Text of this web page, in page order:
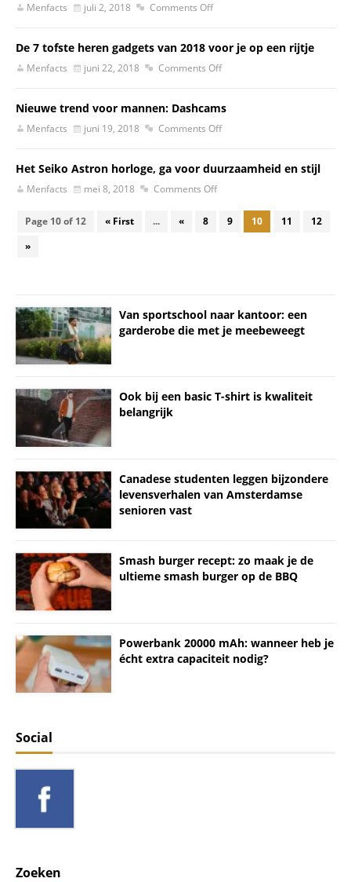
Menfacts juli 2, 2018 Comments Off
De 7 tofste heren gadgets van 2018 voor je op een rijtje
Menfacts juni 22, 2018 Comments Off
Nieuwe trend voor mannen: Dashcams
Menfacts juni 19, 2018 Comments Off
Het Seiko Astron horloge, ga voor duurzaamheid en stijl
Menfacts mei 8, 2018 Comments Off
Page 10 of 12 « First ... « 8 9 10 11
12
»
Van sportschool naar kantoor: een
garderobe die met je meebeweegt
Ook bij een basic T-shirt is kwaliteit
belangrijk
Canadese studenten leggen bijzondere
levensverhalen van Amsterdamse
senioren vast
Smash burger recept: zo maak je de
ultieme smash burger op de BBQ
Powerbank 20000 mAh: wanneer heb je
écht extra capaciteit nodig?
Social
Zoeken